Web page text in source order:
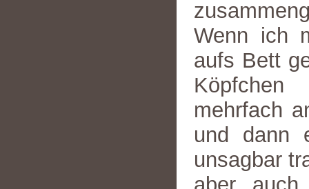
Wenn ich
aufs Bett
Köpfchen
mehrfach
und dann
unsagbar